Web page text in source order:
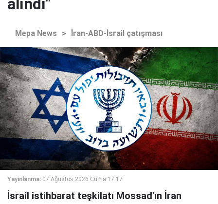
alındı"
Mepa News > İran-ABD-İsrail çatışması
Yayınlanma: 07 Ağustos 2026 Cuma 17:17
İsrail istihbarat teşkilatı Mossad'ın İran